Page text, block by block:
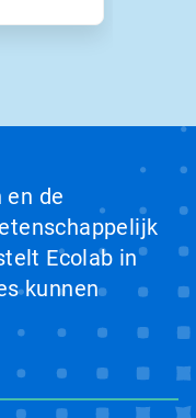
de
Ecolab in
kunnen